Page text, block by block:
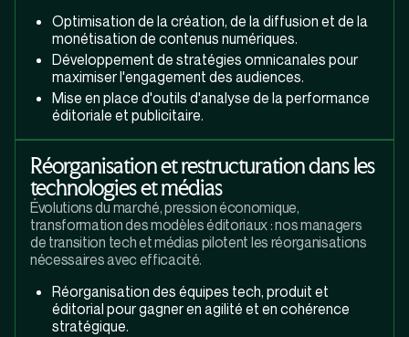
Optimisation de la création, de la diffusion et de la
monétisation de contenus numériques.
Développement de stratégies omnicanales pour
maximiser l'engagement des audiences.
Mise en place d'outils d'analyse de la performance
éditoriale et publicitaire.
Réorganisation et restructuration dans les
technologies et médias
Évolutions du marché, pression économique,
transformation des modèles éditoriaux : nos managers
de transition tech et médias pilotent les réorganisations
nécessaires avec efficacité.
Réorganisation des équipes tech, produit et
éditorial pour gagner en agilité et en cohérence
stratégique.